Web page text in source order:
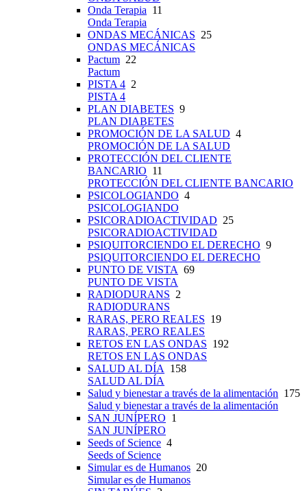
Onda Terapia 11
Onda Terapia
ONDAS MECÁNICAS 25
ONDAS MECÁNICAS
Pactum 22
Pactum
PISTA 4 2
PISTA 4
PLAN DIABETES 9
PLAN DIABETES
PROMOCIÓN DE LA SALUD 4
PROMOCIÓN DE LA SALUD
PROTECCIÓN DEL CLIENTE
BANCARIO 11
PROTECCIÓN DEL CLIENTE BANCARIO
PSICOLOGIANDO 4
PSICOLOGIANDO
PSICORADIOACTIVIDAD 25
PSICORADIOACTIVIDAD
PSIQUITORCIENDO EL DERECHO 9
PSIQUITORCIENDO EL DERECHO
PUNTO DE VISTA 69
PUNTO DE VISTA
RADIODURANS 2
RADIODURANS
RARAS, PERO REALES 19
RARAS, PERO REALES
RETOS EN LAS ONDAS 192
RETOS EN LAS ONDAS
SALUD AL DÍA
158
SALUD AL DÍA
Salud y bienestar a través de la alimentación 175
Salud y bienestar a través de la alimentación
SAN JUNÍPERO 1
SAN JUNÍPERO
Seeds of Science 4
Seeds of Science
Simular es de Humanos 20
Simular es de Humanos